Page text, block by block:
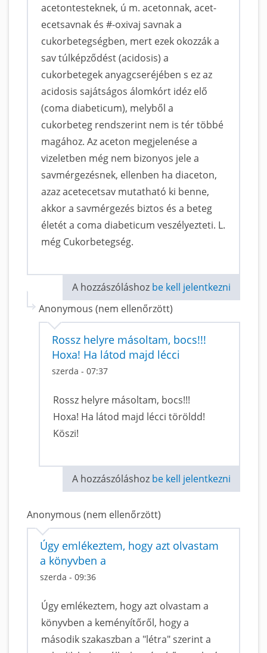
acetontesteknek, ú m. acetonnak, acet-
ecetsavnak és #-oxivaj savnak a
cukorbetegségben, mert ezek okozzák a
sav túlképződést (acidosis) a
cukorbetegek anyagcseréjében s ez az
acidosis sajátságos álomkórt idéz elő
(coma diabeticum), melyből a
cukorbeteg rendszerint nem is tér többé
magához. Az aceton megjelenése a
vizeletben még nem bizonyos jele a
savmérgezésnek, ellenben ha diaceton,
azaz acetecetsav mutatható ki benne,
akkor a savmérgezés biztos és a beteg
életét a coma diabeticum veszélyezteti. L.
még Cukorbetegség.
A hozzászóláshoz be kell jelentkezni
Anonymous (nem ellenőrzött)
Rossz helyre másoltam, bocs!!!
Hoxa! Ha látod majd lécci
szerda - 07:37
Rossz helyre másoltam, bocs!!!
Hoxa! Ha látod majd lécci töröldd!
Köszi!
A hozzászóláshoz be kell jelentkezni
Anonymous (nem ellenőrzött)
Úgy emlékeztem, hogy azt olvastam
a könyvben a
szerda - 09:36
Úgy emlékeztem, hogy azt olvastam a
könyvben a keményítőről, hogy a
második szakaszban a "létra" szerint a